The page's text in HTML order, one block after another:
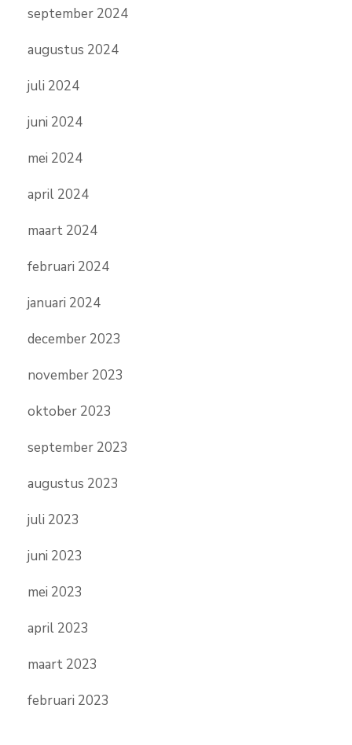
september 2024
augustus 2024
juli 2024
juni 2024
mei 2024
april 2024
maart 2024
februari 2024
januari 2024
december 2023
november 2023
oktober 2023
september 2023
augustus 2023
juli 2023
juni 2023
mei 2023
april 2023
maart 2023
februari 2023